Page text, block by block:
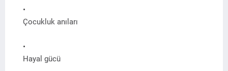
Çocukluk anıları
Hayal gücü